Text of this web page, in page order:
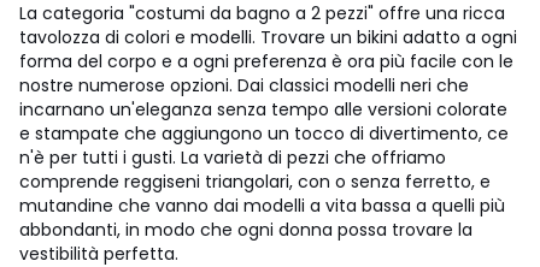
La categoria "costumi da bagno a 2 pezzi" offre una ricca
tavolozza di colori e modelli. Trovare un bikini adatto a ogni
forma del corpo e a ogni preferenza è ora più facile con le
nostre numerose opzioni. Dai classici modelli neri che
incarnano un'eleganza senza tempo alle versioni colorate
e stampate che aggiungono un tocco di divertimento, ce
n'è per tutti i gusti. La varietà di pezzi che offriamo
comprende reggiseni triangolari, con o senza ferretto, e
mutandine che vanno dai modelli a vita bassa a quelli più
abbondanti, in modo che ogni donna possa trovare la
vestibilità perfetta.